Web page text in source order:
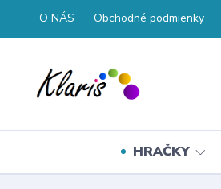
O NÁS Obchodné podmienky
HRAČKY